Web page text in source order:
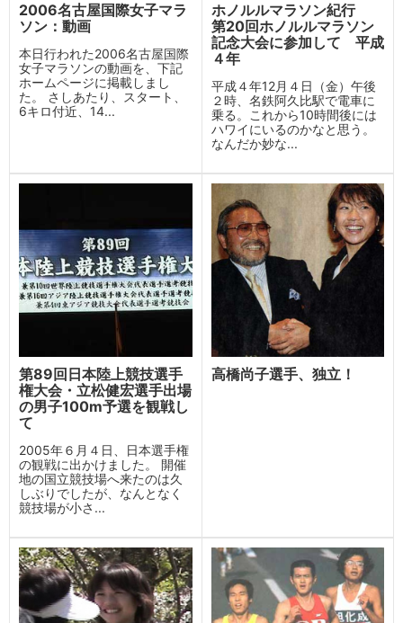
2006名古屋国際女子マラ
ソン：動画
本日行われた2006名古屋国際
女子マラソンの動画を、下記
ホームページに掲載しまし
た。 さしあたり、スタート、
6キロ付近、14...
ホノルルマラソン紀行
第20回ホノルルマラソン
記念大会に参加して 平成
４年
平成４年12月４日（金）午後
２時、名鉄阿久比駅で電車に
乗る。これから10時間後には
ハワイにいるのかなと思う。
なんだか妙な...
第89回日本陸上競技選手
権大会・立松健宏選手出場
の男子100m予選を観戦し
て
2005年６月４日、日本選手権
の観戦に出かけました。 開催
地の国立競技場へ来たのは久
しぶりでしたが、なんとなく
競技場が小さ...
高橋尚子選手、独立！